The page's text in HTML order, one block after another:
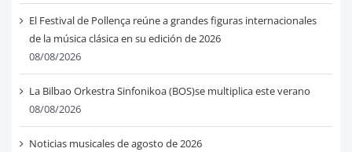
El Festival de Pollença reúne a grandes figuras internacionales
de la música clásica en su edición de 2026
08/08/2026
La Bilbao Orkestra Sinfonikoa (BOS)se multiplica este verano
08/08/2026
Noticias musicales de agosto de 2026